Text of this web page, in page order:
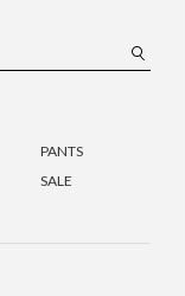
PANTS
SALE